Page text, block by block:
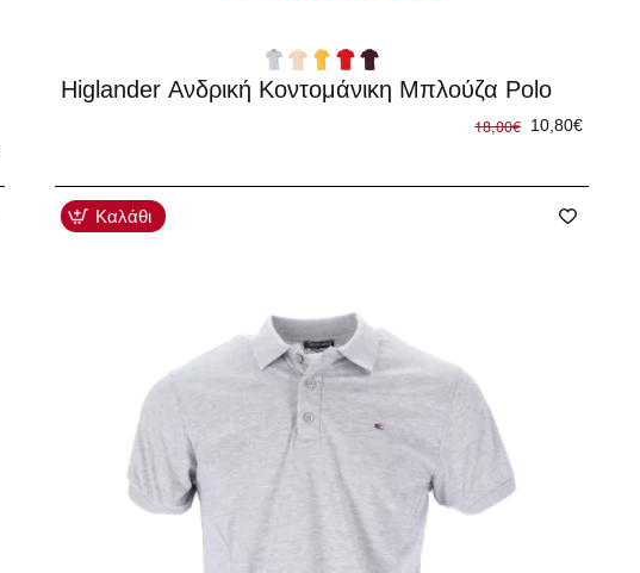
Higlander Ανδρική Κοντομάνικη Μπλούζα Polo
10,80€
18,00€
Καλάθι